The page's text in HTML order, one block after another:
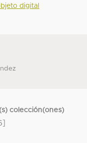
digital
colección(ones)